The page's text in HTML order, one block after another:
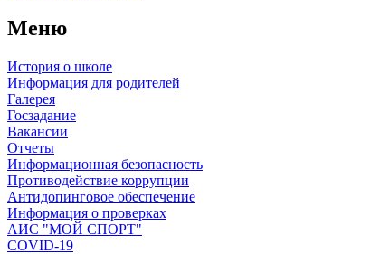
Меню
История о школе
Информация для родителей
Галерея
Госзадание
Вакансии
Отчеты
Информационная безопасность
Противодействие коррупции
Антидопинговое обеспечение
Информация о проверках
АИС "МОЙ СПОРТ"
COVID-19